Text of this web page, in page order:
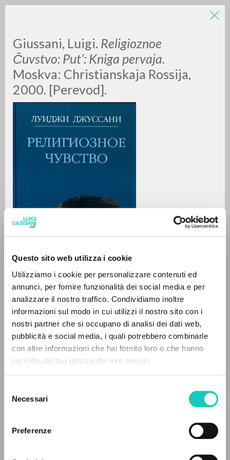
Questo sito web utilizza i cookie
Utilizziamo i cookie per personalizzare contenuti ed
annunci, per fornire funzionalità dei social media e per
analizzare il nostro traffico. Condividiamo inoltre
informazioni sul modo in cui utilizzi il nostro sito con i
nostri partner che si occupano di analisi dei dati web,
pubblicità e social media, i quali potrebbero combinarle
con altre informazioni che hai fornito loro o che hanno
raccolto dal tuo utilizzo dei loro servizi.
delNecessari
Preferenze
Giussani, Luigi. Religioznoe
Čuvstvo: Put’: Kniga pervaja.
Moskva: Christianskaja Rossija,
2000. [Perevod].
Giussani LuigiAuthor
Glinka ElenaTranslator
Men' AleksandrAfterword
Stafford James FrancisPreface
2000
LUIGI
GIUSSANI
0RESULTS FOUND
MORE RESULTS